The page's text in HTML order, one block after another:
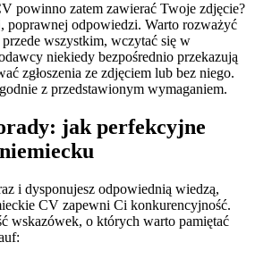
powinno zatem zawierać Twoje zdjęcie?
poprawnej odpowiedzi. Warto rozważyć
wszystkim, wczytać się w
niekiedy bezpośrednio przekazują
zgłoszenia ze zdjęciem lub bez niego.
z przedstawionym wymaganiem.
jak perfekcyjne
i dysponujesz odpowiednią wiedzą,
CV zapewni Ci konkurencyjność.
wskazówek, o których warto pamiętać